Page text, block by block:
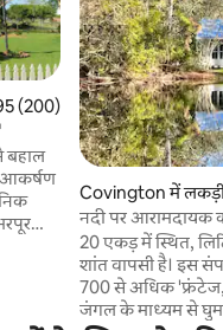
5 में से 4.95, 200 समीक्षाएँ
(200)
आकर्षण
Covington में
नदी पर आरामदायक
20 एकड़ में स्थित,
शांत वापसी है। इस
700 से अधिक
जंगल के माध्यम से